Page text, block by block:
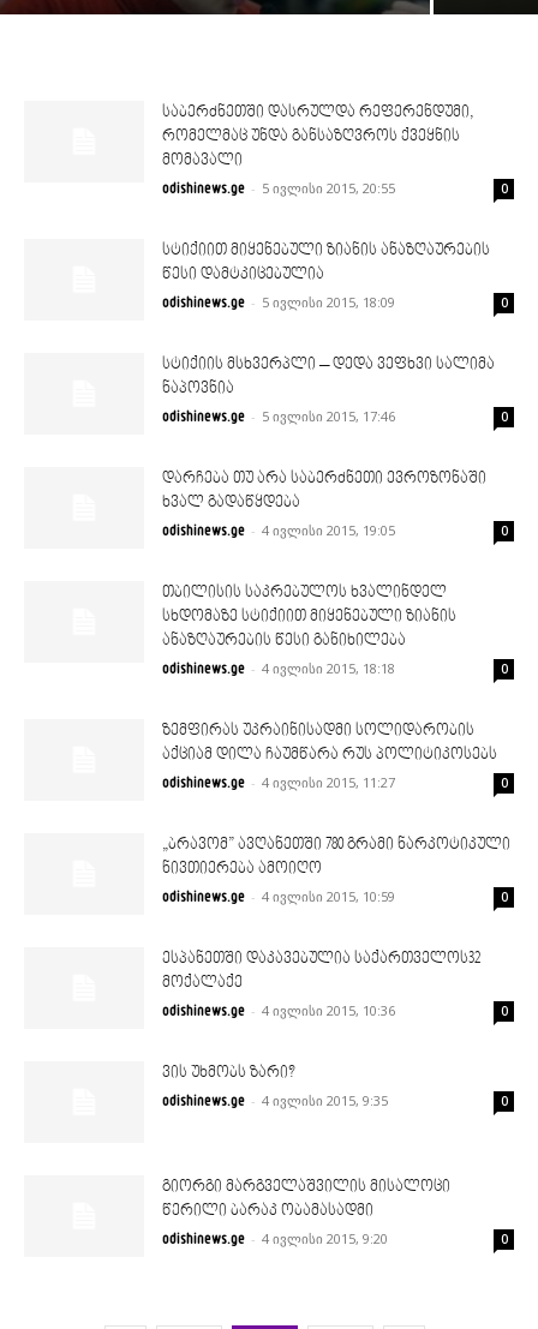
საბერძნეთში დასრულდა რეფერენდუმი,
რომელმაც უნდა განსაზღვროს ქვეყნის
მომავალი
odishinews.ge - 5 ივლისი 2015, 20:55 0
სტიქიით მიყენებული ზიანის ანაზღაურების
წესი დამტკიცებულია
odishinews.ge - 5 ივლისი 2015, 18:09 0
სტიქიის მსხვერპლი – დედა ვეფხვი სალიმა
ნაპოვნია
odishinews.ge - 5 ივლისი 2015, 17:46 0
დარჩება თუ არა საბერძნეთი ევროზონაში
ხვალ გადაწყდება
odishinews.ge - 4 ივლისი 2015, 19:05 0
თბილისის საკრებულოს ხვალინდელ
სხდომაზე სტიქიით მიყენებული ზიანის
ანაზღაურების წესი განიხილება
odishinews.ge - 4 ივლისი 2015, 18:18 0
ზემფირას უკრაინისადმი სოლიდარობის
აქციამ დილა ჩაუმწარა რუს პოლიტიკოსებს
odishinews.ge - 4 ივლისი 2015, 11:27 0
„ბრავომ” ავღანეთში 780 გრამი ნარკოტიკული
ნივთიერება ამოიღო
odishinews.ge - 4 ივლისი 2015, 10:59 0
ესპანეთში დაკავებულია საქართველოს32
მოქალაქე
odishinews.ge - 4 ივლისი 2015, 10:36 0
ვის უხმობს ზარი?
odishinews.ge - 4 ივლისი 2015, 9:35 0
გიორგი მარგველაშვილის მისალოცი
წერილი ბარაკ ობამასადმი
odishinews.ge - 4 ივლისი 2015, 9:20 0